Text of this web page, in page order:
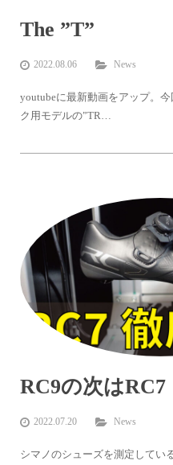
The ”T”
2022.08.06 News
youtubeに最新動画をアップ。
ク用モデルの”TR…
RC9の次はRC7
2022.07.20 News
シマノのシューズを測定してい